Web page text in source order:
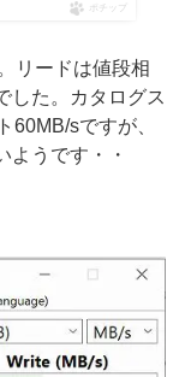
ポチップ
リードは値段相
した。カタログス
60MB/sですが、
ようです・・